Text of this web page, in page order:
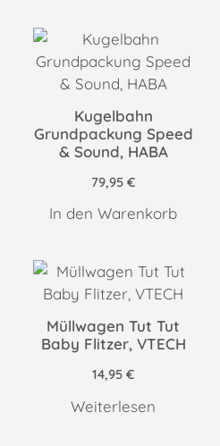
Kugelbahn
Grundpackung Speed
& Sound, HABA
79,95€
In den Warenkorb
Müllwagen Tut Tut
Baby Flitzer, VTECH
14,95€
Weiterlesen